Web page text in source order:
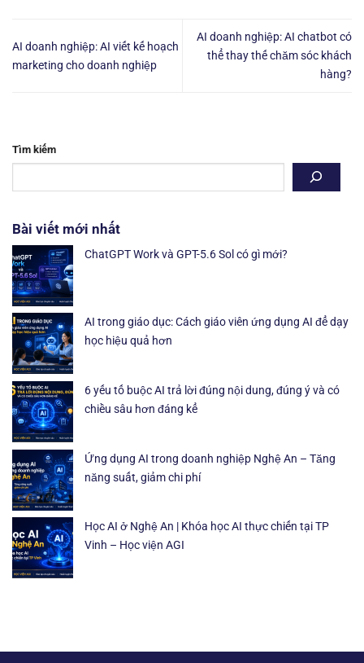
AI doanh nghiệp: AI viết kế hoạch
marketing cho doanh nghiệp
AI doanh nghiệp: AI chatbot có
thể thay thế chăm sóc khách
hàng?
Tìm kiếm
Bài viết mới nhất
ChatGPT Work và GPT-5.6 Sol có gì mới?
AI trong giáo dục: Cách giáo viên ứng dụng AI để dạy
học hiệu quả hơn
6 yếu tố buộc AI trả lời đúng nội dung, đúng ý và có
chiều sâu hơn đáng kể
Ứng dụng AI trong doanh nghiệp Nghệ An – Tăng
năng suất, giảm chi phí
Học AI ở Nghệ An | Khóa học AI thực chiến tại TP
Vinh – Học viện AGI